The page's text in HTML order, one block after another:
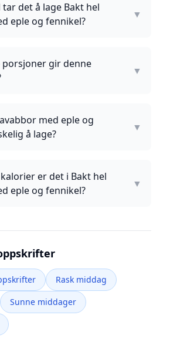
det å lage Bakt hel
eple og fennikel?
▼
porsjoner gir denne
▼
med eple og
å lage?
▼
er det i Bakt hel
eple og fennikel?
▼
Rask middag
Sunne middager